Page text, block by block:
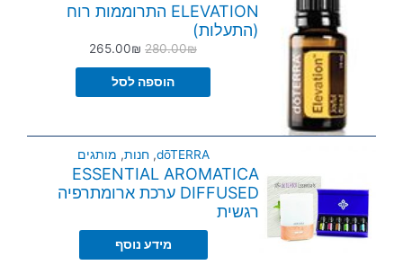
ELEVATION התרוממות רוח
(התעלות)
280.00₪
265.00₪
הוספה לסל
dōTERRA
,חנות, מותגים
ESSENTIAL AROMATICA
DIFFUSED ערכת ארומתרפיה
רגשית
מידע נוסף